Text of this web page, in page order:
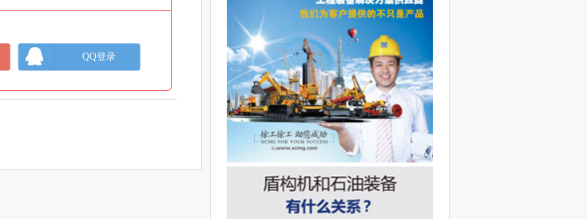
QQ登录